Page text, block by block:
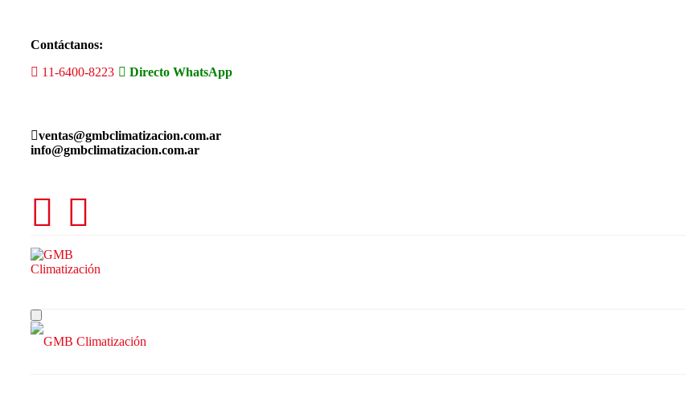
Contáctanos:
11-6400-8223
Directo WhatsApp
ventas@gmbclimatizacion.com.ar
info@gmbclimatizacion.com.ar
Toggle
navigation